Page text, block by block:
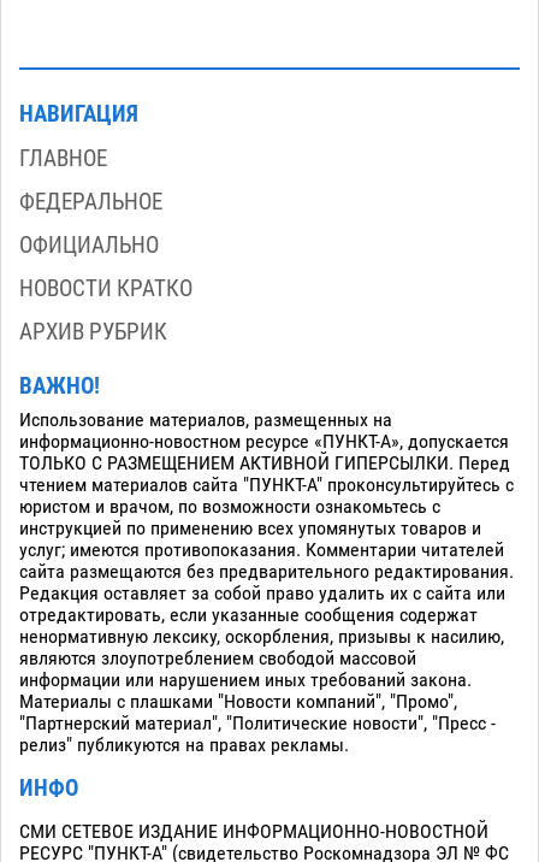
НАВИГАЦИЯ
ГЛАВНОЕ
ФЕДЕРАЛЬНОЕ
ОФИЦИАЛЬНО
НОВОСТИ КРАТКО
АРХИВ РУБРИК
ВАЖНО!
Использование материалов, размещенных на
информационно-новостном ресурсе «ПУНКТ-А», допускается
ТОЛЬКО С РАЗМЕЩЕНИЕМ АКТИВНОЙ ГИПЕРСЫЛКИ. Перед
чтением материалов сайта "ПУНКТ-А" проконсультируйтесь с
юристом и врачом, по возможности ознакомьтесь с
инструкцией по применению всех упомянутых товаров и
услуг; имеются противопоказания. Комментарии читателей
сайта размещаются без предварительного редактирования.
Редакция оставляет за собой право удалить их с сайта или
отредактировать, если указанные сообщения содержат
ненормативную лексику, оскорбления, призывы к насилию,
являются злоупотреблением свободой массовой
информации или нарушением иных требований закона.
Материалы с плашками "Новости компаний", "Промо",
"Партнерский материал", "Политические новости", "Пресс -
релиз" публикуются на правах рекламы.
ИНФО
СМИ СЕТЕВОЕ ИЗДАНИЕ ИНФОРМАЦИОННО-НОВОСТНОЙ
РЕСУРС "ПУНКТ-А" (свидетельство Роскомнадзора ЭЛ № ФС